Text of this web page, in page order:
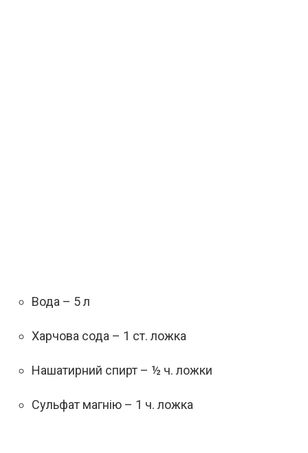
Вода – 5 л
Харчова сода – 1 ст. ложка
Нашатирний спирт – ½ ч. ложки
Сульфат магнію – 1 ч. ложка